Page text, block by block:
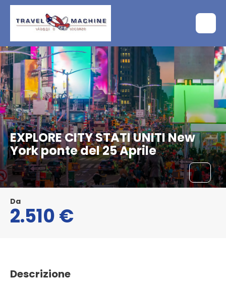
EXPLORE CITY STATI UNITI New
York ponte del 25 Aprile
Da
2.510 €
Descrizione